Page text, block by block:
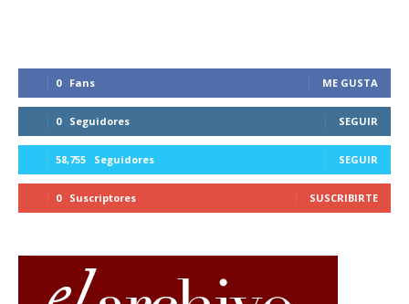
0 Fans ME GUSTA
0 Seguidores SEGUIR
58,755 Seguidores SEGUIR
0 Suscriptores SUSCRIBIRTE